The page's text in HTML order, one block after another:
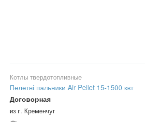
Котлы твердотопливные
Пелетні пальники Air Pellet 15-1500 квт
Договорная
из г. Кременчуг